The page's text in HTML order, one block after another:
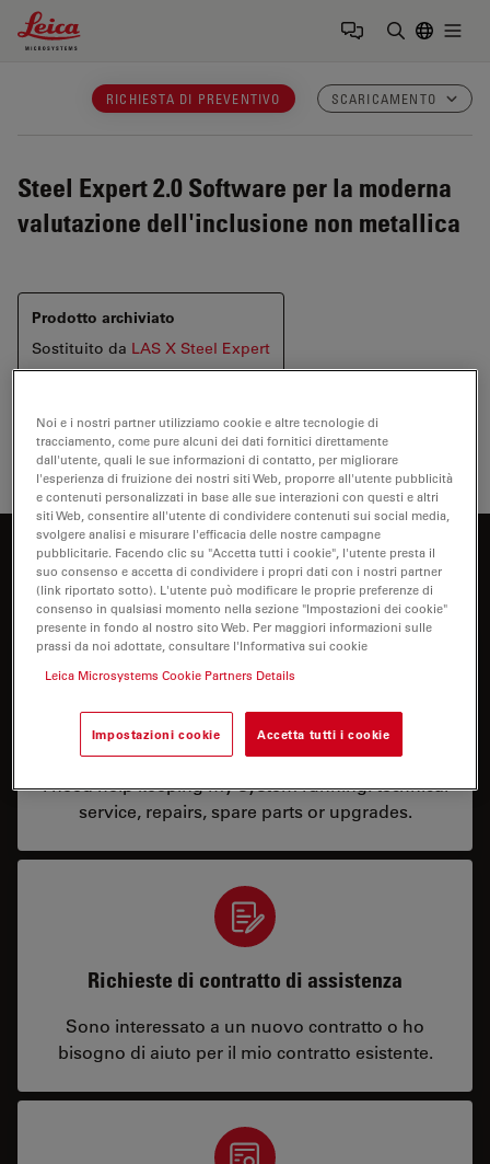
Leica Microsystems Logo
RICHIESTA DI PREVENTIVO SCARICAMENTO
Steel Expert 2.0 Software per la moderna
valutazione dell'inclusione non metallica
Prodotto archiviato
Sostituito da LAS X Steel Expert
Come possiamo aiutarti?
Service & Repair
I need help keeping my system running: technical
service, repairs, spare parts or upgrades.
Richieste di contratto di assistenza
Sono interessato a un nuovo contratto o ho
bisogno di aiuto per il mio contratto esistente.
Noi e i nostri partner utilizziamo cookie e altre tecnologie di
tracciamento, come pure alcuni dei dati fornitici direttamente
dall'utente, quali le sue informazioni di contatto, per migliorare
l'esperienza di fruizione dei nostri siti Web, proporre all'utente pubblicità
e contenuti personalizzati in base alle sue interazioni con questi e altri
siti Web, consentire all'utente di condividere contenuti sui social media,
svolgere analisi e misurare l'efficacia delle nostre campagne
pubblicitarie. Facendo clic su "Accetta tutti i cookie", l'utente presta il
suo consenso e accetta di condividere i propri dati con i nostri partner
(link riportato sotto). L'utente può modificare le proprie preferenze di
consenso in qualsiasi momento nella sezione "Impostazioni dei cookie"
presente in fondo al nostro sito Web. Per maggiori informazioni sulle
prassi da noi adottate, consultare l'Informativa sui cookie
Leica Microsystems Cookie Partners Details
Impostazioni cookie Accetta tutti i cookie